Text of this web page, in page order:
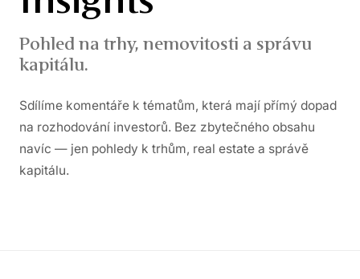
Pohled na trhy, nemovitosti a správu
kapitálu.
Sdílíme komentáře k tématům, která mají přímý dopad
na rozhodování investorů. Bez zbytečného obsahu
navíc — jen pohledy k trhům, real estate a správě
kapitálu.